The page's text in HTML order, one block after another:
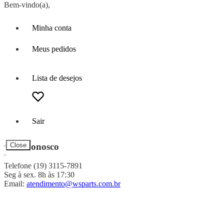
Bem-vindo(a),
Minha conta
Meus pedidos
Lista de desejos
Sair
Close
Fale Conosco
Telefone (19) 3115-7891
Seg à sex. 8h às 17:30
Email: atendimento@wsparts.com.br